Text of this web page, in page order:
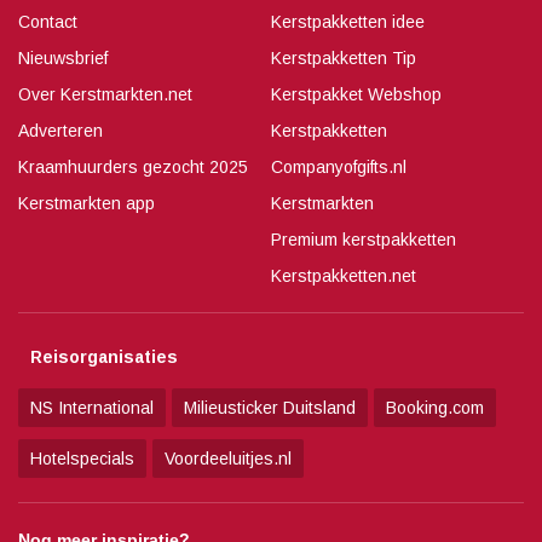
Contact
Nieuwsbrief
Over Kerstmarkten.net
Adverteren
Kraamhuurders gezocht 2025
Kerstmarkten app
Kerstpakketten idee
Kerstpakketten Tip
Kerstpakket Webshop
Kerstpakketten
Companyofgifts.nl
Kerstmarkten
Premium kerstpakketten
Kerstpakketten.net
Reisorganisaties
NS International Milieusticker Duitsland Booking.com
Hotelspecials Voordeeluitjes.nl